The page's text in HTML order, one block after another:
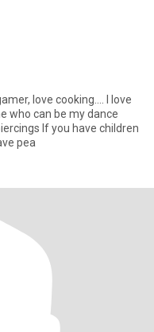
who can be my dance
If you have children
pea